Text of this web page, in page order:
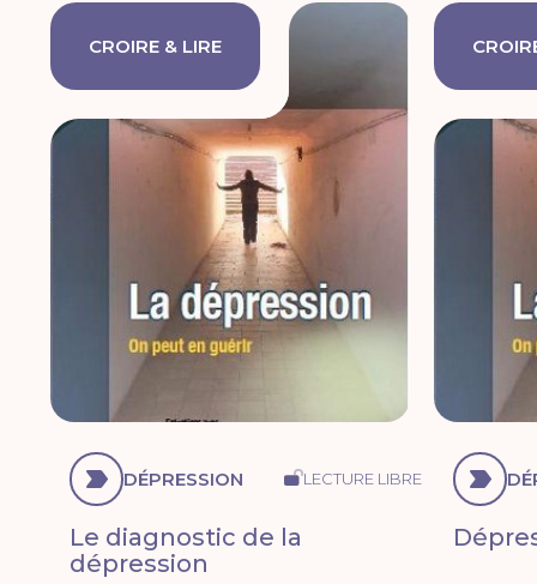
CROIRE & LIRE
DÉPRESSION LECTURE LIBRE
Le diagnostic de la
dépression